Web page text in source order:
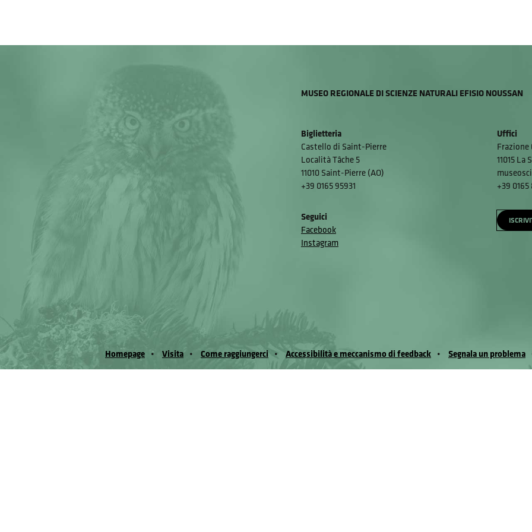
MUSEO REGIONALE DI SCIENZE NATURALI EFISIO NOUSSAN
Biglietteria
Castello di Saint-Pierre
Località Tâche 5
11010 Saint-Pierre (AO)
+39 0165 95931
Uffici
Frazione
11015 La
+39
Seguici
Facebook
Instagram
Homepage Visita Come raggiungerci Accessibilità e meccanismo di feedback Segnala un problema